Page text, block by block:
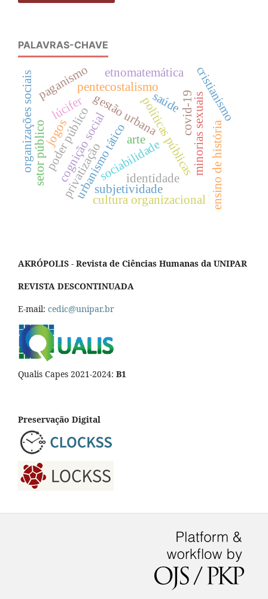
PALAVRAS-CHAVE
covid-19
sociabilidadepolíticas públicas
gestão urbana
urbanismo táticoidentidade
subjetividade
pentecostalismo
cognição social
cultura organizacional
minorias sexuais
poder público arte
lúcifer cristianismo
paganismo
ensino de história
saúde
privatização
organizações sociais etnomatemática
jogos
setor público
AKRÓPOLIS - Revista de Ciências Humanas da UNIPAR
REVISTA DESCONTINUADA
E-mail: cedic@unipar.br
Qualis Capes 2021-2024: B1
Preservação Digital